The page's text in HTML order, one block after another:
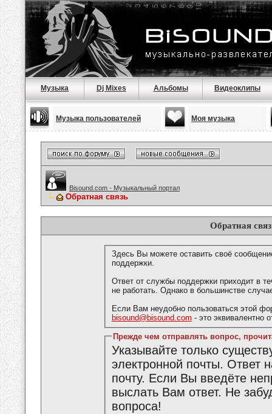
Музыка Dj Mixes Альбомы Видеоклипы
Музыка пользователей Моя музыка
Bisound.com - Музыкальный портал
Обратная связь
Обратная
Здесь Вы можете оставить своё
поддержки.
Ответ от службы поддержки приходит в
не работать. Однако в большинстве
Если Вам неудобно пользоваться этой
bisound@bisound.com - это эквивалентно
Прежде чем отправлять вопрос,
Указывайте только
электронной почты. Ответ
почту. Если Вы введёте
выслать Вам ответ. Не
вопроса!